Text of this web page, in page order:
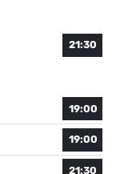
21:30
19:00
19:00
21:30